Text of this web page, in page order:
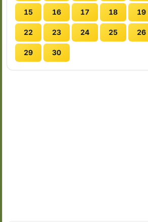
15 16 17 18 19
22 23 24 25 26
29 30